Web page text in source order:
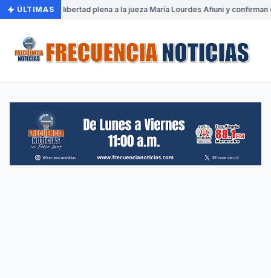
ÚLTIMAS
• Otorgan libertad plena a la jueza María Lourdes Afiuni y confirman